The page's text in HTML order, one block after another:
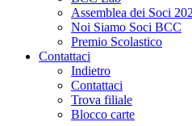
Assemblea dei Soci
Noi Siamo Soci BCC
Premio Scolastico
Contattaci
Indietro
Contattaci
Trova filiale
Blocco carte